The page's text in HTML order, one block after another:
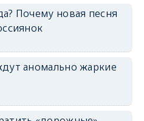
Почему новая песня
аномально жаркие